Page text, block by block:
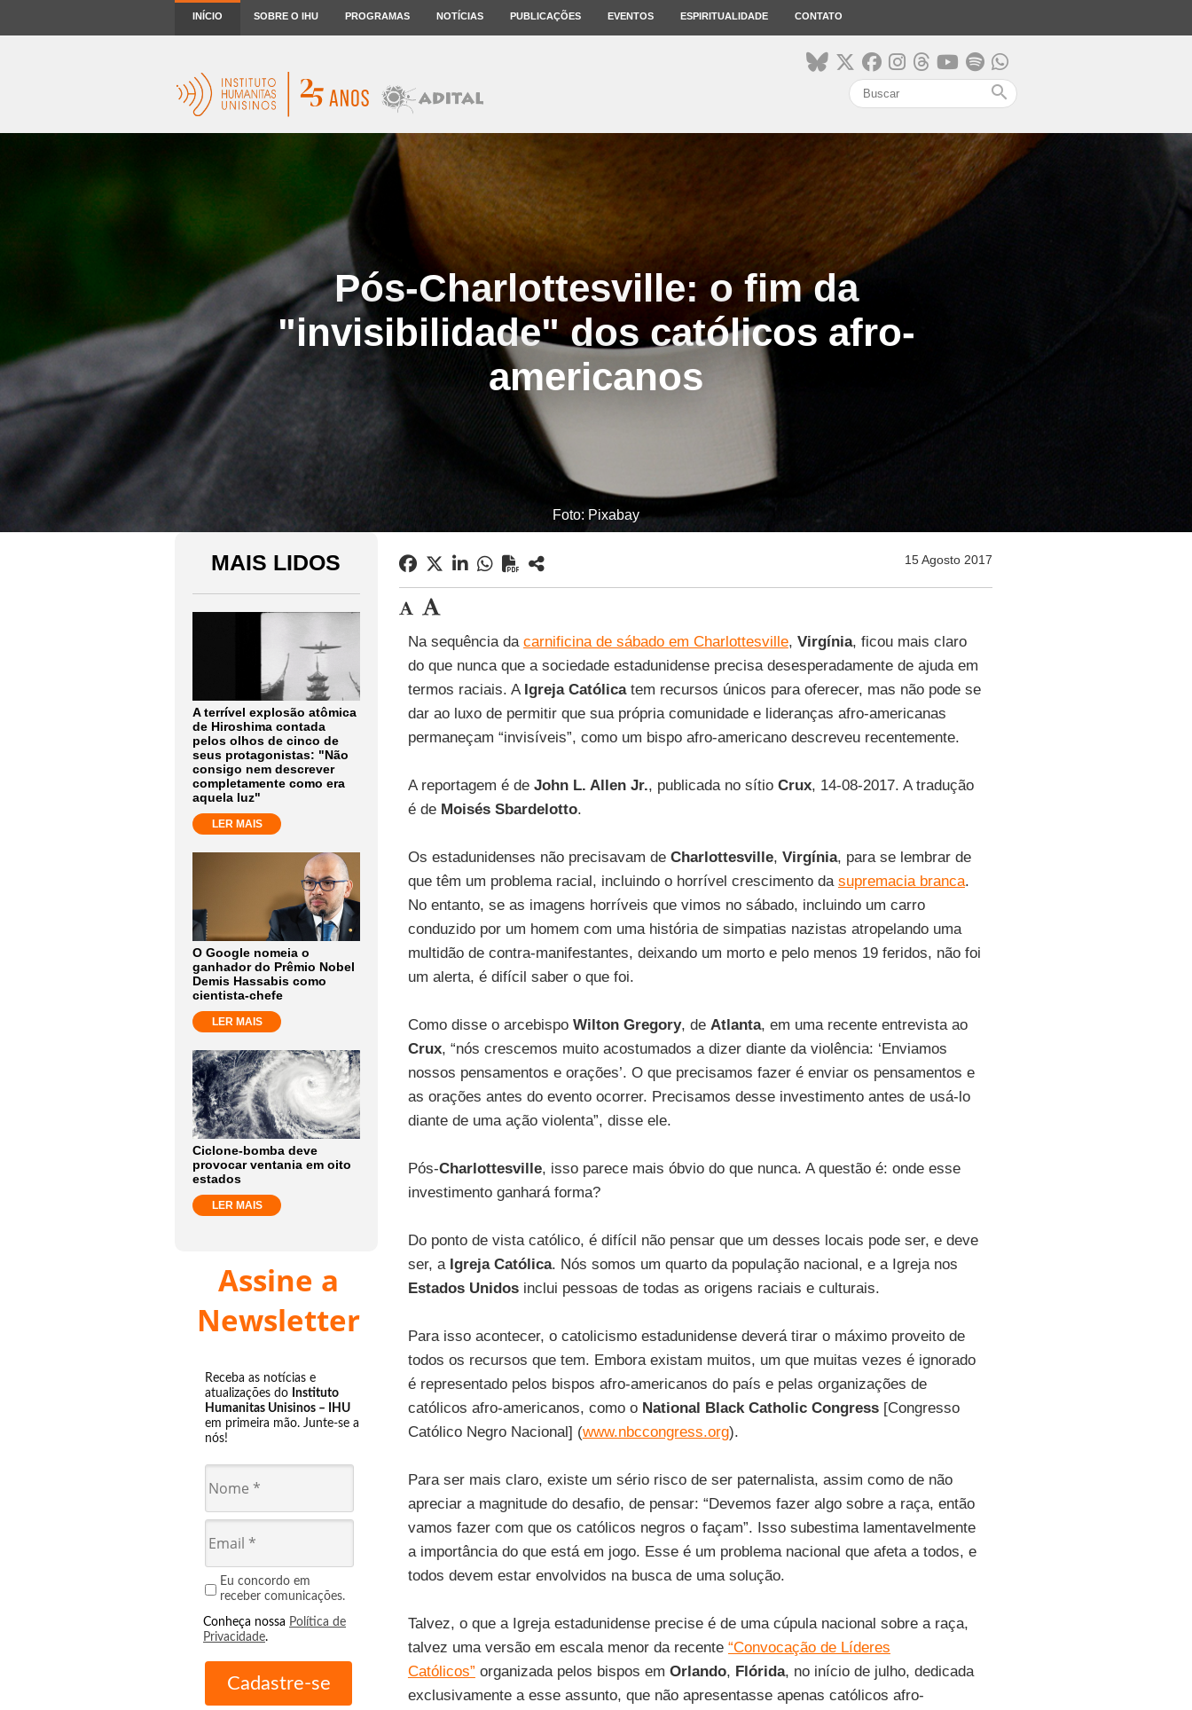
INÍCIO SOBRE O IHU PROGRAMAS NOTÍCIAS PUBLICAÇÕES EVENTOS ESPIRITUALIDADE CONTATO
search
Pós-Charlottesville: o fim da
"invisibilidade" dos católicos afro-
americanos
Foto: Pixabay
MAIS LIDOS
A terrível explosão atômica
de Hiroshima contada
pelos olhos de cinco de
seus protagonistas: "Não
consigo nem descrever
completamente como era
aquela luz"
LER MAIS
O Google nomeia o
ganhador do Prêmio Nobel
Demis Hassabis como
cientista-chefe
LER MAIS
Ciclone-bomba deve
provocar ventania em oito
estados
LER MAIS
Assine a
Newsletter
Receba as notícias e
atualizações do Instituto
Humanitas Unisinos – IHU
em primeira mão. Junte-se a
nós!
Eu concordo em
receber comunicações.
Conheça nossa Política de
Privacidade.
15 Agosto 2017
Na sequência da carnificina de sábado em Charlottesville, Virgínia, ficou mais claro
do que nunca que a sociedade estadunidense precisa desesperadamente de ajuda em
termos raciais. A Igreja Católicatem recursos únicos para oferecer, mas não pode se
dar ao luxo de permitir que sua própria comunidade e lideranças afro-americanas
permaneçam “invisíveis”, como um bispo afro-americano descreveu recentemente.
A reportagem é de John L. Allen Jr., publicada no sítio Crux, 14-08-2017. A tradução
é de Moisés Sbardelotto.
Os estadunidenses não precisavam de Charlottesville, Virgínia, para se lembrar de
que têm um problema racial, incluindo o horrível crescimento da supremacia branca.
No entanto, se as imagens horríveis que vimos no sábado, incluindo um carro
conduzido por um homem com uma história de simpatias nazistas atropelando uma
multidão de contra-manifestantes, deixando um morto e pelo menos 19 feridos, não foi
um alerta, é difícil saber o que foi.
Como disse o arcebispo Wilton Gregory, de Atlanta, em uma recente entrevista ao
Crux, “nós crescemos muito acostumados a dizer diante da violência: ‘Enviamos
nossos pensamentos e orações’. O que precisamos fazer é enviar os pensamentos e
as orações antes do evento ocorrer. Precisamos desse investimento antes de usá-lo
diante de uma ação violenta”, disse ele.
Pós-Charlottesville, isso parece mais óbvio do que nunca. A questão é: onde esse
investimento ganhará forma?
Do ponto de vista católico, é difícil não pensar que um desses locais pode ser, e deve
ser, a Igreja Católica. Nós somos um quarto da população nacional, e a Igreja nos
Estados Unidosinclui pessoas de todas as origens raciais e culturais.
Para isso acontecer, o catolicismo estadunidense deverá tirar o máximo proveito de
todos os recursos que tem. Embora existam muitos, um que muitas vezes é ignorado
é representado pelos bispos afro-americanos do país e pelas organizações de
católicos afro-americanos, como o National Black Catholic Congress[Congresso
Católico Negro Nacional] (www.nbccongress.org).
Para ser mais claro, existe um sério risco de ser paternalista, assim como de não
apreciar a magnitude do desafio, de pensar: “Devemos fazer algo sobre a raça, então
vamos fazer com que os católicos negros o façam”. Isso subestima lamentavelmente
a importância do que está em jogo. Esse é um problema nacional que afeta a todos, e
todos devem estar envolvidos na busca de uma solução.
Talvez, o que a Igreja estadunidense precise é de uma cúpula nacional sobre a raça,
talvez uma versão em escala menor da recente “Convocação de Líderes
Católicos” organizada pelos bispos em Orlando, Flórida, no início de julho, dedicada
exclusivamente a esse assunto, que não apresentasse apenas católicos afro-